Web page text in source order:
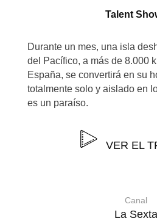
Talent
Durante un mes, una isla
del Pacífico, a más de 8.000
España, se convertirá en su
totalmente solo y aislado en
es un paraíso.
VER EL
Canal
La Sexta